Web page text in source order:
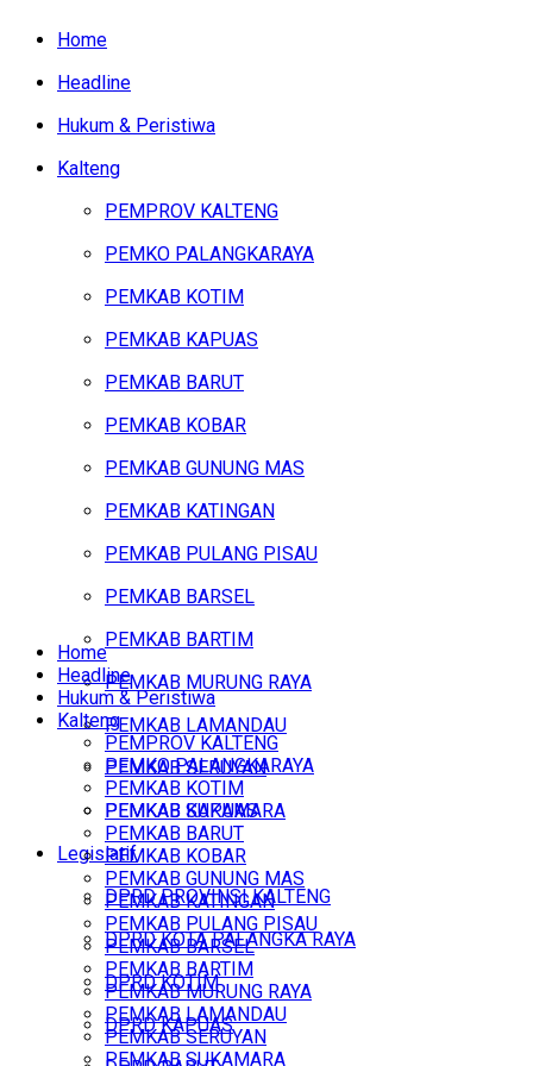
Home
Headline
Hukum & Peristiwa
Kalteng
PEMPROV KALTENG
PEMKO PALANGKARAYA
PEMKAB KOTIM
PEMKAB KAPUAS
PEMKAB BARUT
PEMKAB KOBAR
PEMKAB GUNUNG MAS
PEMKAB KATINGAN
PEMKAB PULANG PISAU
PEMKAB BARSEL
PEMKAB BARTIM
PEMKAB MURUNG RAYA
PEMKAB LAMANDAU
PEMKAB SERUYAN
PEMKAB SUKAMARA
Legislatif
DPRD PROVINSI KALTENG
DPRD KOTA PALANGKA RAYA
DPRD KOTIM
DPRD KAPUAS
Home
Headline
Hukum & Peristiwa
Kalteng
PEMPROV KALTENG
PEMKO PALANGKARAYA
PEMKAB KOTIM
PEMKAB KAPUAS
PEMKAB BARUT
PEMKAB KOBAR
PEMKAB GUNUNG MAS
PEMKAB KATINGAN
PEMKAB PULANG PISAU
PEMKAB BARSEL
PEMKAB BARTIM
PEMKAB MURUNG RAYA
PEMKAB LAMANDAU
PEMKAB SERUYAN
PEMKAB SUKAMARA